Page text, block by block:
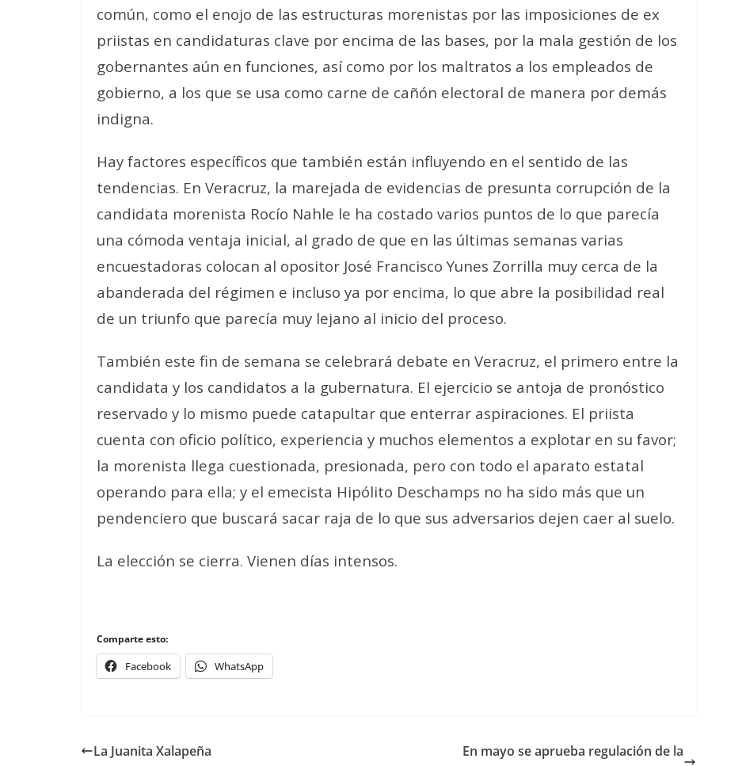
común, como el enojo de las estructuras morenistas por las imposiciones de ex
priistas en candidaturas clave por encima de las bases, por la mala gestión de los
gobernantes aún en funciones, así como por los maltratos a los empleados de
gobierno, a los que se usa como carne de cañón electoral de manera por demás
indigna.
Hay factores específicos que también están influyendo en el sentido de las
tendencias. En Veracruz, la marejada de evidencias de presunta corrupción de la
candidata morenista Rocío Nahle le ha costado varios puntos de lo que parecía
una cómoda ventaja inicial, al grado de que en las últimas semanas varias
encuestadoras colocan al opositor José Francisco Yunes Zorrilla muy cerca de la
abanderada del régimen e incluso ya por encima, lo que abre la posibilidad real
de un triunfo que parecía muy lejano al inicio del proceso.
También este fin de semana se celebrará debate en Veracruz, el primero entre la
candidata y los candidatos a la gubernatura. El ejercicio se antoja de pronóstico
reservado y lo mismo puede catapultar que enterrar aspiraciones. El priista
cuenta con oficio político, experiencia y muchos elementos a explotar en su favor;
la morenista llega cuestionada, presionada, pero con todo el aparato estatal
operando para ella; y el emecista Hipólito Deschamps no ha sido más que un
pendenciero que buscará sacar raja de lo que sus adversarios dejen caer al suelo.
La elección se cierra. Vienen días intensos.
Comparte esto:
Facebook WhatsApp
La Juanita Xalapeña
En mayo se aprueba regulación de la